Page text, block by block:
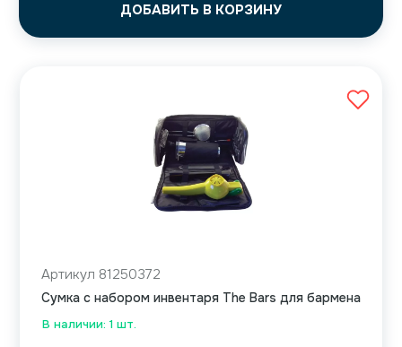
ДОБАВИТЬ В КОРЗИНУ
В наличии: 1 шт.
Артикул 81250372
Сумка с набором инвентаря The Bars для бармена